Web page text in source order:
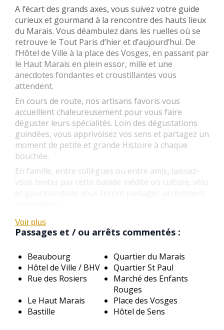
A l’écart des grands axes, vous suivez votre guide
curieux et gourmand à la rencontre des hauts lieux
du Marais. Vous déambulez dans les ruelles où se
retrouve le Tout Paris d’hier et d’aujourd’hui. De
l’Hôtel de Ville à la place des Vosges, en passant par
le Haut Marais en plein essor, mille et une
anecdotes fondantes et croustillantes vous
attendent.
En cours de route, nos artisans favoris vous
accueillent chaleureusement pour vous faire
déguster leurs spécialités. Loin des dégustations
guindées, vous apprivoisez vos sens et partagez un
moment de petite et grande Histoire à chaque
bouchée.
En famille, entre collègues ou entre amis, laissez-
vous tenter par cette balade inédite où culture, vélo
Voir plus
Passages et / ou arrêts commentés :
Beaubourg
Quartier du Marais
Hôtel de Ville / BHV
Quartier St Paul
Rue des Rosiers
Marché des Enfants
Rouges
Le Haut Marais
Place des Vosges
Bastille
Hôtel de Sens